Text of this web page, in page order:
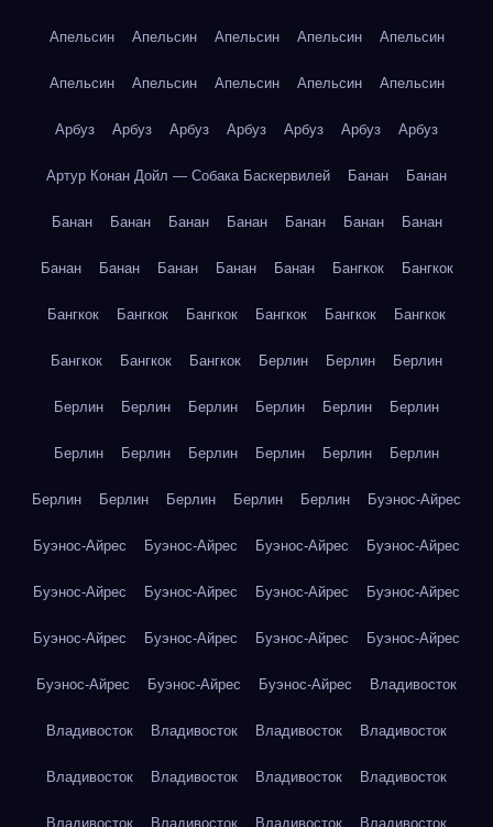
Апельсин Апельсин Апельсин Апельсин Апельсин
Апельсин Апельсин Апельсин Апельсин Апельсин
Арбуз Арбуз Арбуз Арбуз Арбуз Арбуз Арбуз
Артур Конан Дойл — Собака Баскервилей Банан Банан
Банан Банан Банан Банан Банан Банан Банан
Банан Банан Банан Банан Банан Бангкок Бангкок
Бангкок Бангкок Бангкок Бангкок Бангкок Бангкок
Бангкок Бангкок Бангкок Берлин Берлин Берлин
Берлин Берлин Берлин Берлин Берлин Берлин
Берлин Берлин Берлин Берлин Берлин Берлин
Берлин Берлин Берлин Берлин Берлин Буэнос-Айрес
Буэнос-Айрес Буэнос-Айрес Буэнос-Айрес Буэнос-Айрес
Буэнос-Айрес Буэнос-Айрес Буэнос-Айрес Буэнос-Айрес
Буэнос-Айрес Буэнос-Айрес Буэнос-Айрес Буэнос-Айрес
Буэнос-Айрес Буэнос-Айрес Буэнос-Айрес Владивосток
Владивосток Владивосток Владивосток Владивосток
Владивосток Владивосток Владивосток Владивосток
Владивосток Владивосток Владивосток Владивосток